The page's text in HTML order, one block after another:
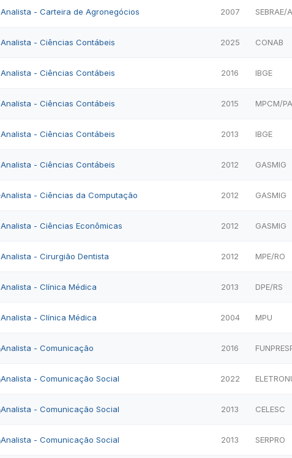
Analista - Carteira de Agronegócios 2007 SEBRAE/
Analista - Ciências Contábeis 2025 CONAB
Analista - Ciências Contábeis 2016 IBGE
Analista - Ciências Contábeis 2015 MPCM/PA
Analista - Ciências Contábeis 2013 IBGE
Analista - Ciências Contábeis 2012 GASMIG
Analista - Ciências da Computação 2012 GASMIG
Analista - Ciências Econômicas 2012 GASMIG
Analista - Cirurgião Dentista 2012 MPE/RO
Analista - Clínica Médica 2013 DPE/RS
Analista - Clínica Médica 2004 MPU
Analista - Comunicação 2016
Analista - Comunicação Social 2022
Analista - Comunicação Social 2013 CELESC
Analista - Comunicação Social 2013 SERPRO